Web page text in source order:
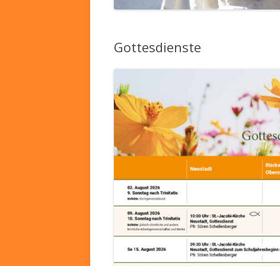
Gottesdienste